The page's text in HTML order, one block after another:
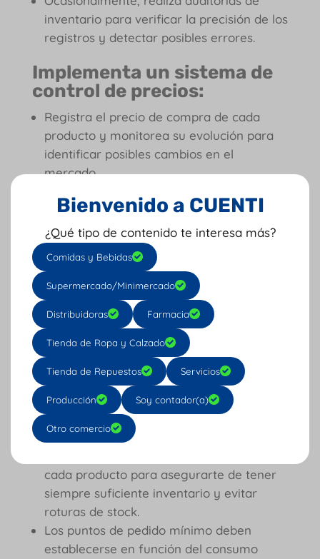
inventario para verificar la precisión de los
registros y detectar posibles errores.
Implementa un sistema de
control de precios:
Registra el precio de compra de cada
producto y monitorea su evolución para
identificar posibles cambios en el
mercado.
de cada bebida y tomar decisiones
informadas sobre los precios de venta.
Puedes utilizar una hoja de cálculo o un
software de gestión de inventario para
llevar un registro actualizado de los
precios.
Utiliza el sistema FIFO para asegurar que
los productos más antiguos se utilicen
primero, evitando que lleguen a su fecha
de caducidad y reduciendo el desperdicio.
Establece puntos de pedido
mínimo:
cada producto para asegurarte de tener
siempre suficiente inventario y evitar
roturas de stock.
Los puntos de pedido mínimo deben
establecerse en función del consumo
Bienvenido a CUENTI
¿Qué tipo de contenido te interesa más?
Comidas y Bebidas
Supermercado/Minimercado
Distribuidoras Farmacia
Tienda de Ropa y Calzado
Tienda de Repuestos Servicios
Producción Soy contador(a)
Otro comercio